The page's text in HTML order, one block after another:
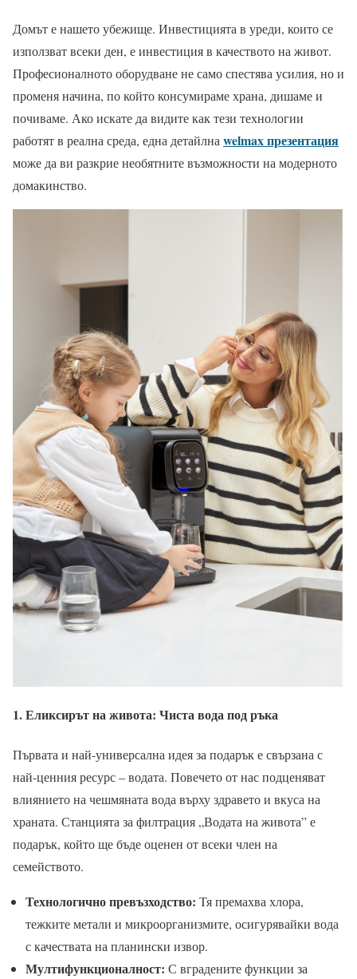
Домът е нашето убежище. Инвестицията в уреди, които се
използват всеки ден, е инвестиция в качеството на живот.
Професионалното оборудване не само спестява усилия, но и
променя начина, по който консумираме храна, дишаме и
почиваме. Ако искате да видите как тези технологии
работят в реална среда, една детайлна welmax презентация
може да ви разкрие необятните възможности на модерното
домакинство.
1. Еликсирът на живота: Чиста вода под ръка
Първата и най-универсална идея за подарък е свързана с
най-ценния ресурс – водата. Повечето от нас подценяват
влиянието на чешмяната вода върху здравето и вкуса на
храната. Станцията за филтрация „Водата на живота” е
подарък, който ще бъде оценен от всеки член на
семейството.
Технологично превъзходство: Тя премахва хлора,
тежките метали и микроорганизмите, осигурявайки вода
с качествата на планински извор.
Мултифункционалност: С вградените функции за